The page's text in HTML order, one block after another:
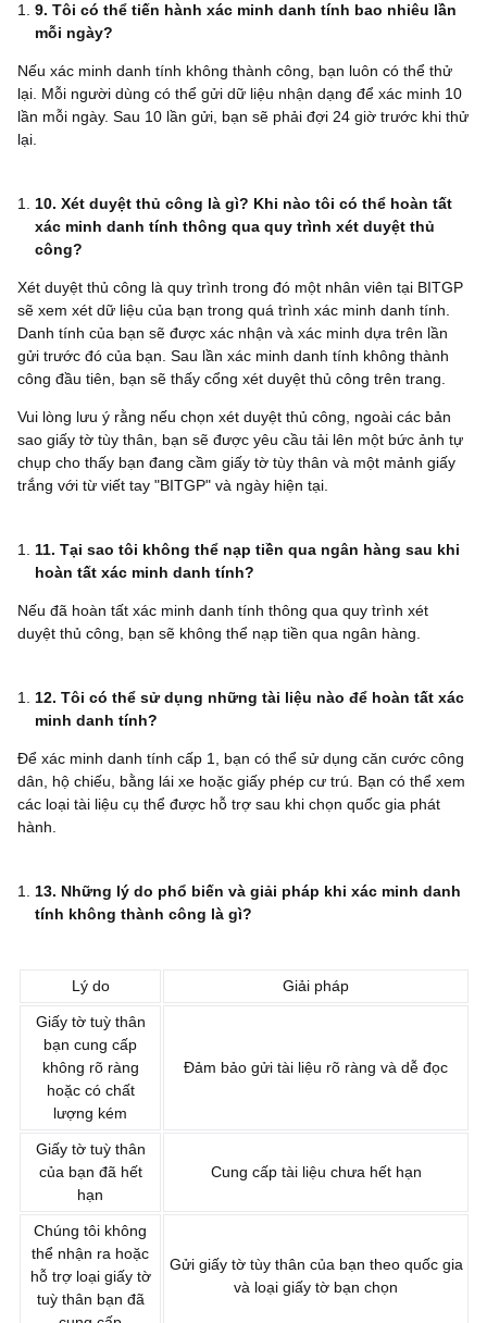
9. Tôi có thể tiến hành xác minh danh tính bao nhiêu lần
mỗi ngày?
Nếu xác minh danh tính không thành công, bạn luôn có thể thử
lại. Mỗi người dùng có thể gửi dữ liệu nhận dạng để xác minh 10
lần mỗi ngày. Sau 10 lần gửi, bạn sẽ phải đợi 24 giờ trước khi thử
lại.
10. Xét duyệt thủ công là gì? Khi nào tôi có thể hoàn tất
xác minh danh tính thông qua quy trình xét duyệt thủ
công?
Xét duyệt thủ công là quy trình trong đó một nhân viên tại BITGP
sẽ xem xét dữ liệu của bạn trong quá trình xác minh danh tính.
Danh tính của bạn sẽ được xác nhận và xác minh dựa trên lần
gửi trước đó của bạn. Sau lần xác minh danh tính không thành
công đầu tiên, bạn sẽ thấy cổng xét duyệt thủ công trên trang.
Vui lòng lưu ý rằng nếu chọn xét duyệt thủ công, ngoài các bản
sao giấy tờ tùy thân, bạn sẽ được yêu cầu tải lên một bức ảnh tự
chụp cho thấy bạn đang cầm giấy tờ tùy thân và một mảnh giấy
trắng với từ viết tay "BITGP" và ngày hiện tại.
11. Tại sao tôi không thể nạp tiền qua ngân hàng sau khi
hoàn tất xác minh danh tính?
Nếu đã hoàn tất xác minh danh tính thông qua quy trình xét
duyệt thủ công, bạn sẽ không thể nạp tiền qua ngân hàng.
12. Tôi có thể sử dụng những tài liệu nào để hoàn tất xác
minh danh tính?
Để xác minh danh tính cấp 1, bạn có thể sử dụng căn cước công
dân, hộ chiếu, bằng lái xe hoặc giấy phép cư trú. Bạn có thể xem
các loại tài liệu cụ thể được hỗ trợ sau khi chọn quốc gia phát
hành.
13. Những lý do phổ biến và giải pháp khi xác minh danh
tính không thành công là gì?
Lý do Giải pháp
Giấy tờ tuỳ thân
bạn cung cấp
không rõ ràng
hoặc có chất
lượng kém
Đảm bảo gửi tài liệu rõ ràng và dễ đọc
Giấy tờ tuỳ thân
của bạn đã hết
hạn
Cung cấp tài liệu chưa hết hạn
Chúng tôi không
thể nhận ra hoặc
hỗ trợ loại giấy tờ
tuỳ thân bạn đã
Gửi giấy tờ tùy thân của bạn theo quốc gia
và loại giấy tờ bạn chọn